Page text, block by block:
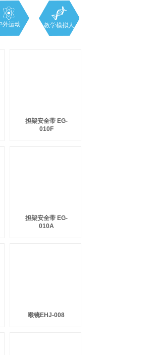
外运动 教学模拟人
担架安全带 EG-
010F
担架安全带 EG-
010A
喉镜EHJ-008